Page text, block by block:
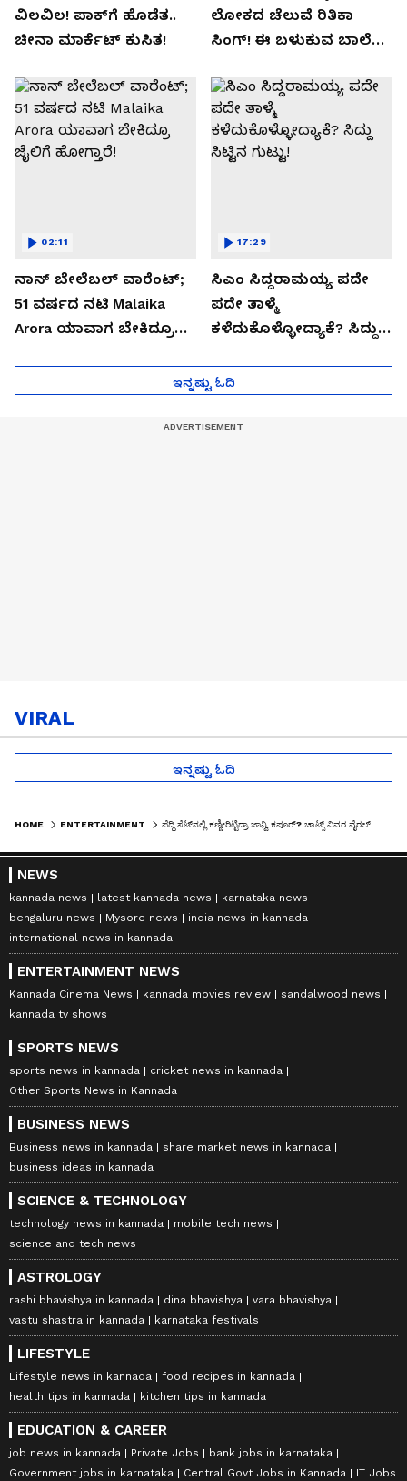
ವಿಲವಿಲ! ಪಾಕ್​​ಗೆ ಹೊಡೆತ..
ಚೀನಾ ಮಾರ್ಕೆಟ್​ ಕುಸಿತ!
ಲೋಕದ ಚೆಲುವೆ ರಿತಿಕಾ
ಸಿಂಗ್!‌ ಈ ಬಳುಕುವ ಬಾಲೆ
ನಾನ್ ಬೇಲೆಬಲ್ ವಾರೆಂಟ್;
51 ವರ್ಷದ ನಟಿ Malaika
Arora ಯಾವಾಗ ಬೇಕಿದ್ರೂ
02:11
ಸಿಎಂ ಸಿದ್ದರಾಮಯ್ಯ ಪದೇ
ಪದೇ ತಾಳ್ಮೆ
ಕಳೆದುಕೊಳ್ಳೋದ್ಯಾಕೆ? ಸಿದ್ದು
17:29
ಇನ್ನಷ್ಟು ಓದಿ
VIRAL
ಇನ್ನಷ್ಟು ಓದಿ
HOME ENTERTAINMENT
NEWS
kannada news latest kannada news
karnataka news
bengaluru news
Mysore news
india news in kannada
international news in kannada
ENTERTAINMENT NEWS
Kannada Cinema News kannada movies review
sandalwood news
kannada tv shows
SPORTS NEWS
sports news in kannada
cricket news in kannada
Other Sports News in Kannada
BUSINESS NEWS
Business news in kannada
share market news in kannada
business ideas in kannada
SCIENCE & TECHNOLOGY
technology news in kannada
mobile tech news
science and tech news
ASTROLOGY
rashi bhavishya in kannada dina bhavishya
vara bhavishya
vastu shastra in kannada
karnataka festivals
LIFESTYLE
Lifestyle news in kannada
food recipes in kannada
health tips in kannada
kitchen tips in kannada
EDUCATION & CAREER
job news in kannada Private Jobs
bank jobs in karnataka
Government jobs in karnataka
Central Govt Jobs in Kannada IT Jobs